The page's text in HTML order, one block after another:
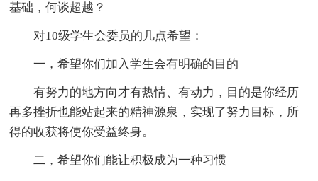
基础，何谈超越？
对10级学生会委员的几点希望：
一，希望你们加入学生会有明确的目的
有努力的地方向才有热情、有动力，目的是你经历
再多挫折也能站起来的精神源泉，实现了努力目标，所
得的收获将使你受益终身。
二，希望你们能让积极成为一种习惯